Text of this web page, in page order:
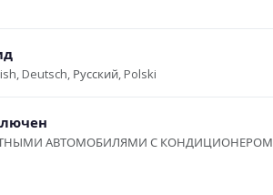
Deutsch, Русский, Polski
АВТОМОБИЛЯМИ С КОНДИЦИОНЕРОМ